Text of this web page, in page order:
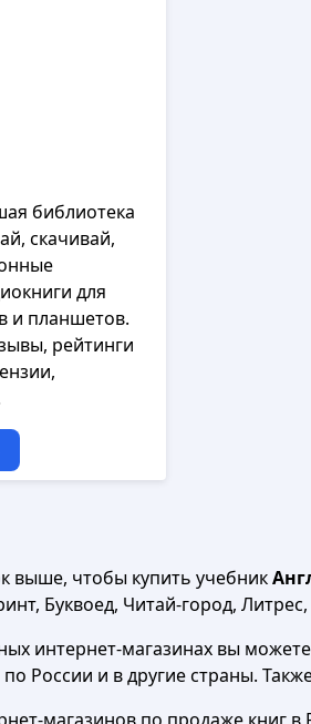
библиотека
скачивай,
для
и планшетов.
рейтинги
выше, чтобы купить учебник
Буквоед, Читай-город,
интернет-магазинах вы
России и в другие страны.